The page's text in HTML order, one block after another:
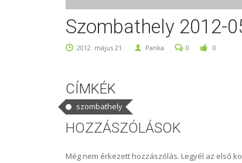
Szombathely 2012-
2012. május 21. Panka 0 0
CÍMKÉK
szombathely
HOZZÁSZÓLÁSOK
Még nem érkezett hozzászólás. Legyél az első